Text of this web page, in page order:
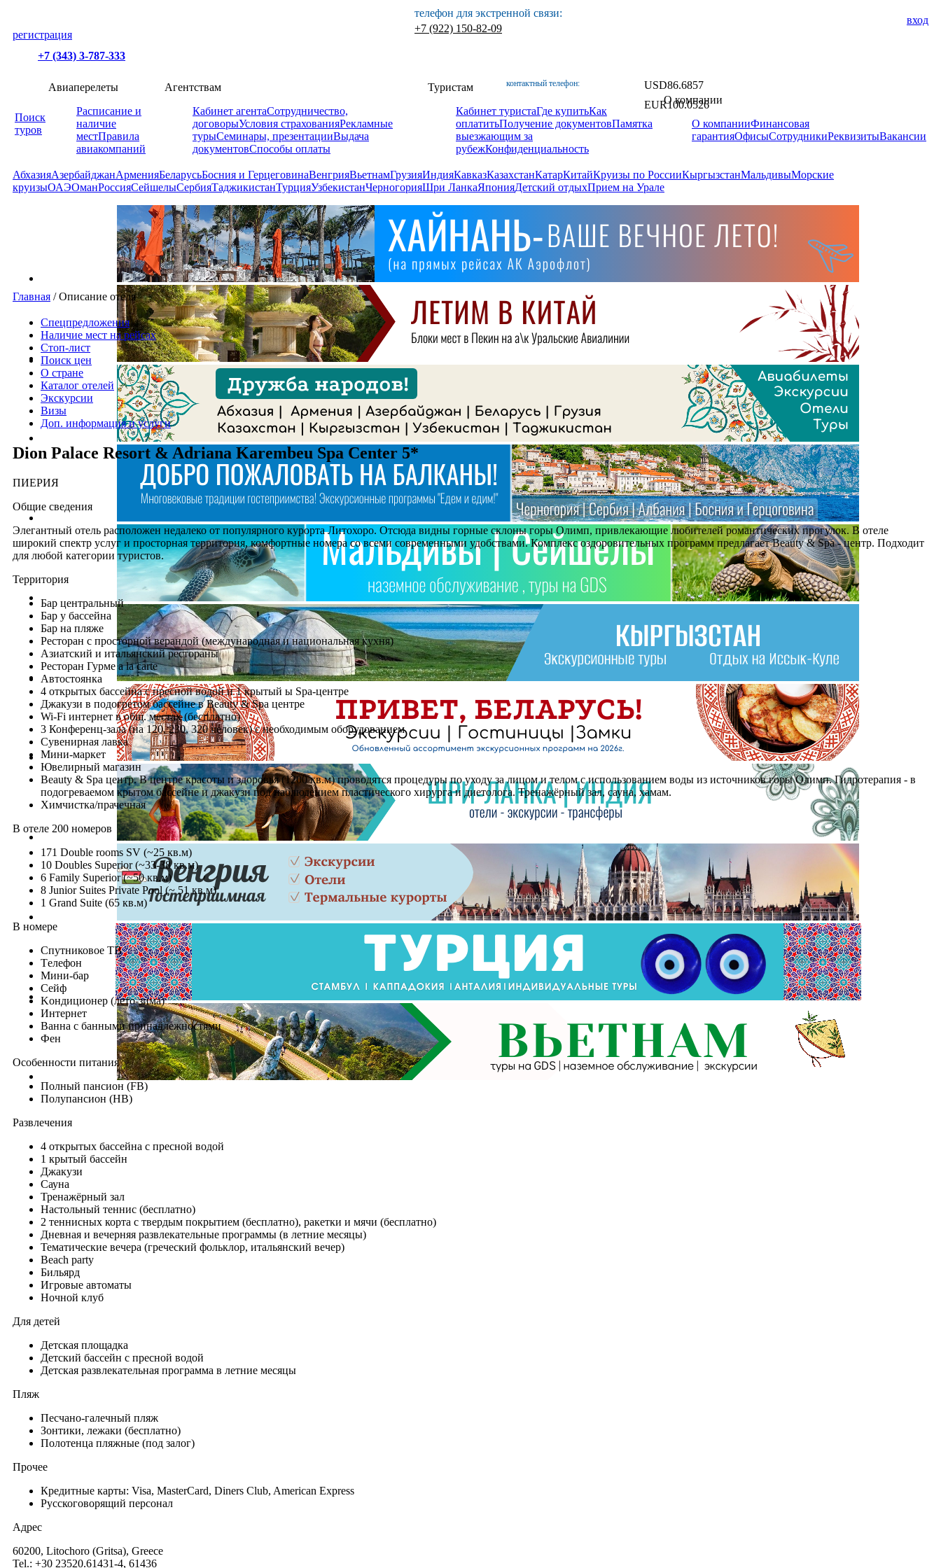
вход
регистрация
+7 (343) 3-787-333
телефон для экстренной связи:
+7 (922) 150-82-09
контактный телефон: USD86.6857
EUR100.0526
Поиск
туров
Авиаперелеты
Расписание и
наличие
местПравила
авиакомпаний
Агентствам
Кабинет агентаСотрудничество,
договорыУсловия страхованияРекламные
турыСеминары, презентацииВыдача
документовСпособы оплаты
Туристам
Кабинет туристаГде купитьКак
оплатитьПолучение документовПамятка
выезжающим за
рубежКонфиденциальность
О компании
О компанииФинансовая
гарантияОфисыСотрудникиРеквизитыВакансии
АбхазияАзербайджанАрменияБеларусьБосния и ГерцеговинаВенгрияВьетнамГрузияИндияКавказКазахстанКатарКитайКруизы по РоссииКыргызстанМальдивыМорские
круизыОАЭОманРоссияСейшелыСербияТаджикистанТурцияУзбекистанЧерногорияШри ЛанкаЯпонияДетский отдыхПрием на Урале
Главная /Описание отеля
Спецпредложения
Наличие мест на рейсах
Стоп-лист
Поиск цен
О стране
Каталог отелей
Экскурсии
Визы
Доп. информация и услуги
Dion Palace Resort & Adriana Karembeu Spa Center 5*
ПИЕРИЯ
Общие сведения
Элегантный отель расположен недалеко от популярного курорта Литохоро. Отсюда видны горные склоны горы Олимп, привлекающие любителей романтических прогулок. В отеле
широкий спектр услуг и просторная территория, комфортные номера со всеми современными удобствами. Комплекс оздоровительных программ предлагает Beauty & Spa - центр. Подходит
для любой категории туристов.
Территория
Бар центральный
Бар у бассейна
Бар на пляже
Ресторан с просторной верандой (международная и национальная кухня)
Азиатский и итальянский рестораны
Ресторан Гурме a la carte
Автостоянка
4 открытых бассейна с пресной водой и 1 крытый ы Spa-центре
Джакузи в подогретом бассейне в Beauty & Spa центре
Wi-Fi интернет в общ. местах (бесплатно)
3 Конференц-зала (на 120, 230, 320 человек) с необходимым оборудованием
Сувенирная лавка
Мини-маркет
Ювелирный магазин
Beauty & Spa центр. В центре красоты и здоровья (1200 кв.м) проводятся процедуры по уходу за лицом и телом с использованием воды из источников горы Олимп. Гидротерапия - в
подогреваемом крытом бассейне и джакузи под наблюдением плаcтического хирурга и диетолога. Тренажёрный зал, сауна, хамам.
Химчистка/прачечная
В отеле 200 номеров
171 Double rooms SV (~25 кв.м)
10 Doubles Superior (~33-38 кв.м)
6 Family Superior (~50 кв.м)
8 Junior Suites Private Pool (~ 51 кв.м)
1 Grand Suite (65 кв.м)
В номере
Cпутниковое TВ
Tелефон
Mини-бар
Cейф
Kондиционер (лето-зима)
Интернет
Bанна с банными принадлежностями
Фен
Особенности питания
Полный пансион (FB)
Полупансион (HB)
Развлечения
4 открытых бассейна с пресной водой
1 крытый бассейн
Джакузи
Сауна
Тренажёрный зал
Настольный теннис (бесплатно)
2 теннисных корта с твердым покрытием (бесплатно), ракетки и мячи (бесплатно)
Дневная и вечерняя развлекательные программы (в летние месяцы)
Тематические вечера (греческий фольклор, итальянский вечер)
Beach party
Бильярд
Игровые автоматы
Ночной клуб
Для детей
Детская площадка
Детский бассейн с пресной водой
Детская развлекательная программа в летние месяцы
Пляж
Песчано-галечный пляж
Зонтики, лежаки (бесплатно)
Полотенца пляжные (под залог)
Прочее
Кредитные карты: Visa, MasterCard, Diners Club, American Express
Русскоговорящий персонал
Адрес
60200, Litochoro (Gritsa), Greece
Tel.: +30 23520.61431-4, 61436